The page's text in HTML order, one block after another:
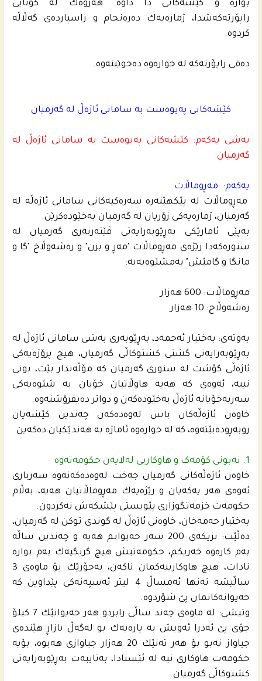
بواره‌ و كێشه‌كانى دا داوه‌. هه‌روه‌ك له‌ كۆتایی
راپۆرته‌كه‌شدا، ژماره‌یه‌ك ده‌ره‌نجام و راسپارده‌ى گه‌ڵاڵه‌
كردوه‌.
ده‌قی راپۆرته‌كه‌ له‌ خواره‌وه‌ ده‌خوێننه‌وه‌.
کێشەکانی پەیوەست بە سامانی ئاژەڵ لە گەرمیان
بەشی یەکەم: کێشەکانی پەیوەست بە سامانی ئاژەڵ لە
گەرمیان
یه‌كه‌م: مه‌ڕوماڵات
مه‌ڕوماڵات له‌ پێكهێنه‌ره‌ سه‌ره‌كیه‌كانى سامانى ئاژه‌ڵه‌ له‌
گه‌رمیان، ژماره‌یه‌كى زۆریان له‌ گه‌رمیان به‌خێوده‌كرێن.
به‌پێى ئامارێكى به‌ڕێوبه‌رایه‌تى ڤێته‌رنه‌رى گه‌رمیان له‌
سنوره‌كه‌دا رێژه‌ى مه‌ڕوماڵات "مەڕ و بزن" و ره‌شه‌وڵاخ "گا و
مانگا و گامێش" به‌مشێوه‌یه‌یە:
مه‌ڕوماڵات: 600 هه‌زار
ره‌شه‌وڵاخ: 10 هه‌زار
بەوتەی: به‌ختیار ئه‌حمه‌د، به‌ڕێوبه‌رى به‌شى سامانى ئاژه‌ڵ له‌
به‌ڕێوبه‌رایه‌تى گشتى كشتوكاڵى گه‌رمیان، هیچ پرۆژه‌یه‌كى
ئاژه‌ڵى گۆشت له‌ سنورى گه‌رمیان كه‌ مۆڵه‌تدار بێت، بونی
نییە، ئەوەی کە هەیە هاوڵاتیان خۆیان بە شێوەیەکی
سەربەخۆیانە ئاژەڵ بەخێودەکەن و دواتر دەیفرۆشنەوە.
خاوەن ئاژەڵەکان باس لەوەدەکەن چەندین کێشەیان
روبەڕودەبێتەوە، کە لە خوارەوە ئاماژە بە هەندێکیان دەکەین.
1. نه‌بونى کۆمەک و هاوکاریی لەلایەن حکومەتەوە
خاوه‌ن ئاژه‌ڵه‌كانى گه‌رمیان جه‌خت له‌وه‌ده‌كه‌نه‌وه‌ سه‌ربارى
ئه‌وه‌ى هه‌ر یه‌كه‌یان و رێژه‌یه‌ك مه‌ڕوماڵاتیان هه‌یه‌، به‌ڵام
حكومه‌ت خزمه‌تگوزارى پێویستى پێشكه‌ش نه‌كردون.
به‌ختیار حه‌مه‌خان، خاوه‌نى ئاژه‌ڵ له‌ گوندى توكن له‌ گه‌رمیان،
ده‌ڵێت: نزیكه‌ى 200 سه‌ر حه‌یوانم هه‌یه‌ و چه‌ندین ساڵه‌
به‌م كاره‌وه‌ خه‌ریكم، حكومه‌تیش هیچ گرنگیه‌ك به‌م بواره‌
نادات، هیچ هاوكارییه‌كمان ناكه‌ن، به‌جۆرێك بۆ ماوه‌ى 3
ساڵیشه‌ ته‌نها ئه‌مساڵ 4 لیتر ئه‌سپه‌نه‌كى پێداوین كه‌
حه‌یوانه‌كانمان پێ شۆردوه‌.
وتیشى: له‌ ماوه‌ى چه‌ند ساڵى رابردو هه‌ر حه‌یوانێك 7 كیلۆ
جۆى پێ ئه‌درا ئه‌ویش به‌ پاره‌یه‌ك بو له‌گه‌ڵ بازاڕ هێنده‌ى
جیاواز نه‌بو بۆ هه‌ر ته‌نێك 20 هه‌زار جیاوازى هه‌بوه‌، بۆیه‌
حكومه‌ت هاوكارى نیه‌‌ له‌ ئێستادا، به‌تایبه‌ت به‌ڕێوبه‌رایه‌تى
كشتوكاڵى گه‌رمیان.